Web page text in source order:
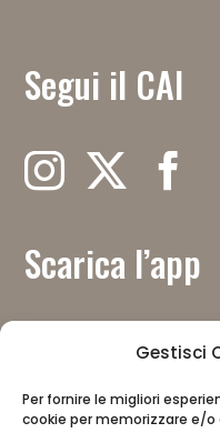
Gestisci
Per fornire le migliori
cookie per memorizzare e/
Segui il CAI
Scarica l’app